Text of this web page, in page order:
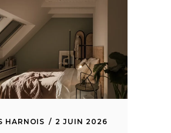
HARNOIS 2 JUIN 2026